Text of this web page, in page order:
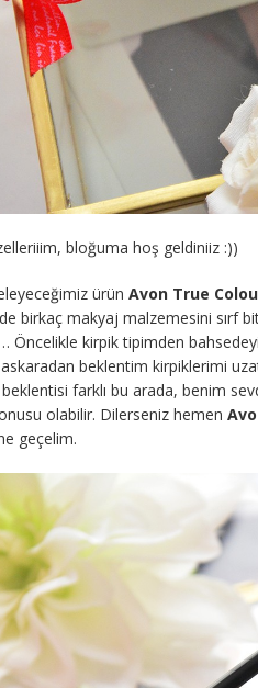
bloğuma hoş geldiniiz :))
ürün Avon True
birkaç makyaj malzemesini sırf
Öncelikle kirpik tipimden
beklentim kirpiklerimi
farklı bu arada, benim
olabilir. Dilerseniz hemen
geçelim.